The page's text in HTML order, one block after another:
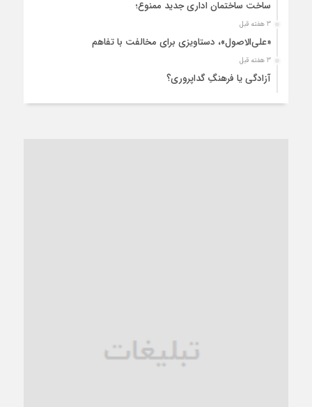
ساخت ساختمان اداری جدید ممنوع؛
3 هفته قبل
«علی‌الاصول»، دستاویزی برای مخالفت با تفاهم
3 هفته قبل
آزادگی یا فرهنگِ گداپروری؟
ترجیح عقلانیت ایرانی بر دیدگاه‌های آخرالزمانی